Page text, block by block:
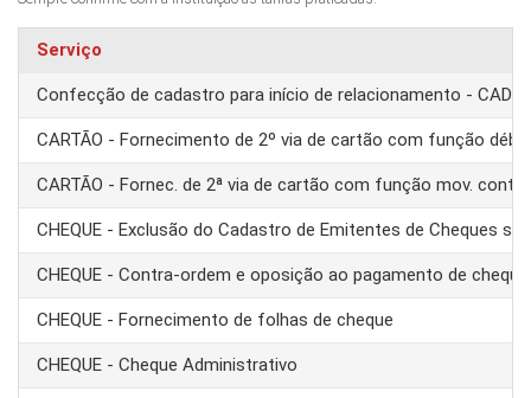
Serviço
Confecção de cadastro para início de relacionamento -
CARTÃO - Fornecimento de 2º via de cartão com função
CARTÃO - Fornec. de 2ª via de cartão com função mov. conta
CHEQUE - Exclusão do Cadastro de Emitentes de Cheques
CHEQUE - Contra-ordem e oposição ao pagamento de cheque
CHEQUE - Fornecimento de folhas de cheque
CHEQUE - Cheque Administrativo